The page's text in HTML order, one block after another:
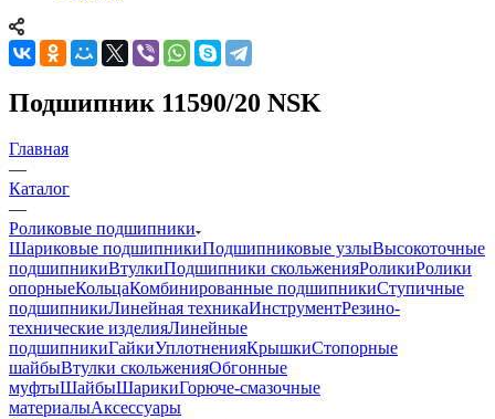
Подшипник 11590/20 NSK
Главная
—
Каталог
—
Роликовые подшипники
Шариковые подшипникиПодшипниковые узлыВысокоточные
подшипникиВтулкиПодшипники скольженияРоликиРолики
опорныеКольцаКомбинированные подшипникиСтупичные
подшипникиЛинейная техникаИнструментРезино-
технические изделияЛинейные
подшипникиГайкиУплотненияКрышкиСтопорные
шайбыВтулки скольженияОбгонные
муфтыШайбыШарикиГорюче-смазочные
материалыАксессуары